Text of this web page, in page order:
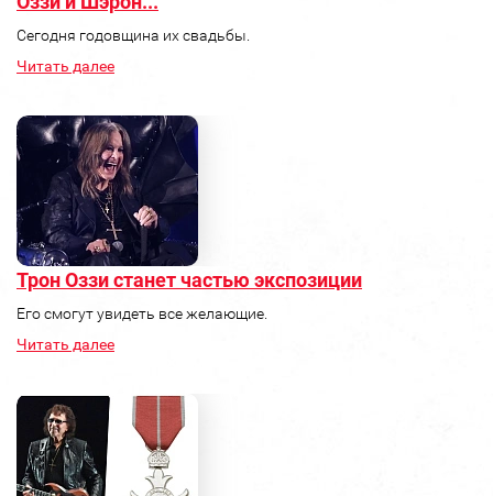
Сегодня годовщина их свадьбы.
Читать далее
Трон Оззи станет частью экспозиции
Его смогут увидеть все желающие.
Читать далее